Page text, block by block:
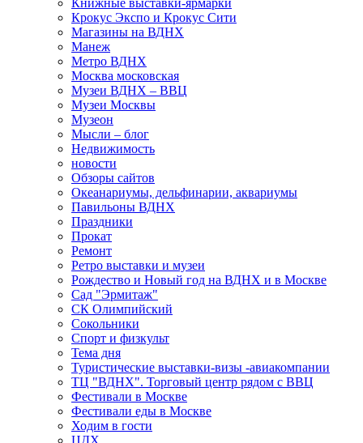
Книжные выставки-ярмарки
Крокус Экспо и Крокус Сити
Магазины на ВДНХ
Манеж
Метро ВДНХ
Москва московская
Музеи ВДНХ – ВВЦ
Музеи Москвы
Музеон
Мысли – блог
Недвижимость
новости
Обзоры сайтов
Океанариумы, дельфинарии, аквариумы
Павильоны ВДНХ
Праздники
Прокат
Ремонт
Ретро выставки и музеи
Рождество и Новый год на ВДНХ и в Москве
Сад "Эрмитаж"
СК Олимпийский
Сокольники
Спорт и физкульт
Тема дня
Туристические выставки-визы -авиакомпании
ТЦ "ВДНХ". Торговый центр рядом с ВВЦ
Фестивали в Москве
Фестивали еды в Москве
Ходим в гости